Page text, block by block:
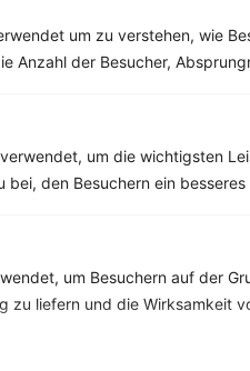
um zu verstehen, wie
Anzahl der Besucher,
um die wichtigsten
bei, den Besuchern ein
um Besuchern auf der
zu liefern und die Wirksamkeit
VORNAME
DEIN TAGESBEDARF